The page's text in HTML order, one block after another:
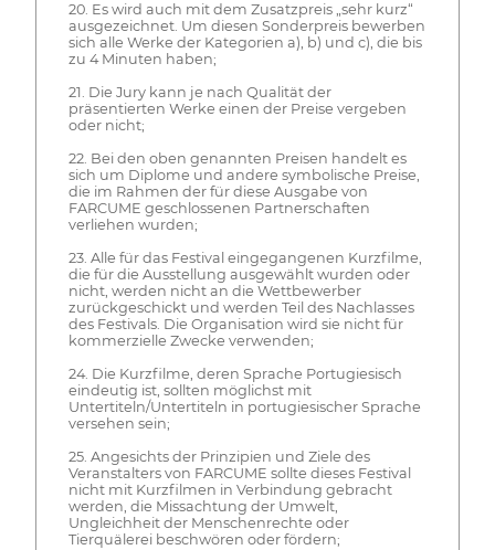
20. Es wird auch mit dem Zusatzpreis „sehr kurz“
ausgezeichnet. Um diesen Sonderpreis bewerben
sich alle Werke der Kategorien a), b) und c), die bis
zu 4 Minuten haben;
21. Die Jury kann je nach Qualität der
präsentierten Werke einen der Preise vergeben
oder nicht;
22. Bei den oben genannten Preisen handelt es
sich um Diplome und andere symbolische Preise,
die im Rahmen der für diese Ausgabe von
FARCUME geschlossenen Partnerschaften
verliehen wurden;
23. Alle für das Festival eingegangenen Kurzfilme,
die für die Ausstellung ausgewählt wurden oder
nicht, werden nicht an die Wettbewerber
zurückgeschickt und werden Teil des Nachlasses
des Festivals. Die Organisation wird sie nicht für
kommerzielle Zwecke verwenden;
24. Die Kurzfilme, deren Sprache Portugiesisch
eindeutig ist, sollten möglichst mit
Untertiteln/Untertiteln in portugiesischer Sprache
versehen sein;
25. Angesichts der Prinzipien und Ziele des
Veranstalters von FARCUME sollte dieses Festival
nicht mit Kurzfilmen in Verbindung gebracht
werden, die Missachtung der Umwelt,
Ungleichheit der Menschenrechte oder
Tierquälerei beschwören oder fördern;